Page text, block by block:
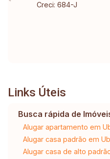
Creci: 684-J
Links Úteis
Busca rápida de
Alugar apartamento em
Alugar casa padrão em
Alugar casa de alto